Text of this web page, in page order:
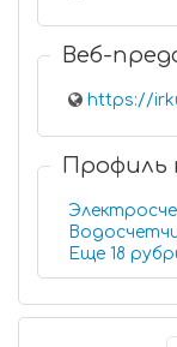
Веб-
https://
Профиль
Еще 18